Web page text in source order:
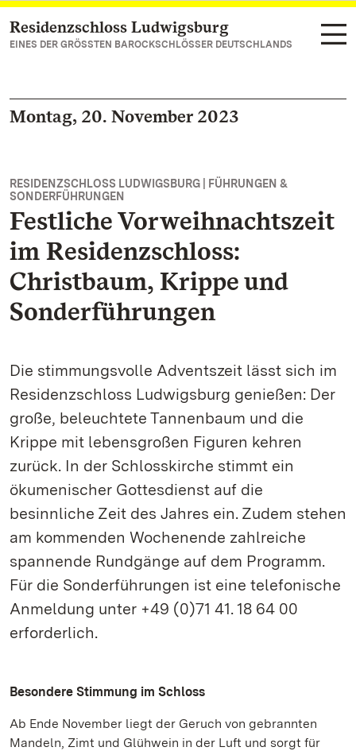
Zum Hauptinhalt springen
Residenzschloss Ludwigsburg
EINES DER GRÖSSTEN BAROCKSCHLÖSSER DEUTSCHLANDS
Montag, 20. November 2023
RESIDENZSCHLOSS LUDWIGSBURG | FÜHRUNGEN &
SONDERFÜHRUNGEN
Festliche Vorweihnachtszeit
im Residenzschloss:
Christbaum, Krippe und
Sonderführungen
Die stimmungsvolle Adventszeit lässt sich im
Residenzschloss Ludwigsburg genießen: Der
große, beleuchtete Tannenbaum und die
Krippe mit lebensgroßen Figuren kehren
zurück. In der Schlosskirche stimmt ein
ökumenischer Gottesdienst auf die
besinnliche Zeit des Jahres ein. Zudem stehen
am kommenden Wochenende zahlreiche
spannende Rundgänge auf dem Programm.
Für die Sonderführungen ist eine telefonische
Anmeldung unter +49 (0)71 41. 18 64 00
erforderlich.
Besondere Stimmung im Schloss
Ab Ende November liegt der Geruch von gebrannten
Mandeln, Zimt und Glühwein in der Luft und sorgt für